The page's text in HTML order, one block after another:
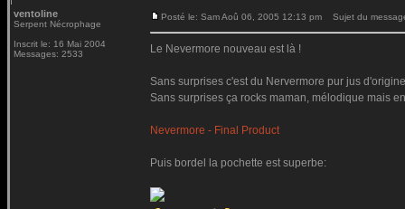
ventoline
Serpent Nécrophage
Inscrit le: 16 Mai 2004
Messages: 2533
Posté le: Sam Aoû 06, 2005 12:13 pm Sujet du
Le Nevermore nouveau est là !
Sans surprises c'est du Nervermore pur jus
Sans surprises ça rocks maman, mélodique mais
Nevermore - Final Product
Puis bordel la pochette est superbe: